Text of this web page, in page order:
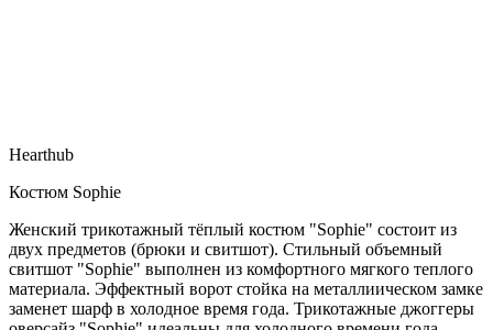
Hearthub
Костюм Sophie
Женский трикотажный тёплый костюм "Sophie" состоит из
двух предметов (брюки и свитшот). Стильный объемный
свитшот "Sophie" выполнен из комфортного мягкого теплого
материала. Эффектный ворот стойка на металлиическом замке
заменет шарф в холодное время года. Трикотажные джоггеры